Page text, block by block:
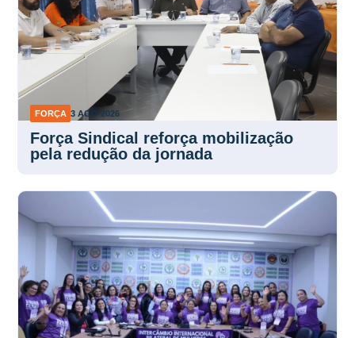
FORÇA 3 AGO 2026
Força Sindical reforça mobilização
pela redução da jornada